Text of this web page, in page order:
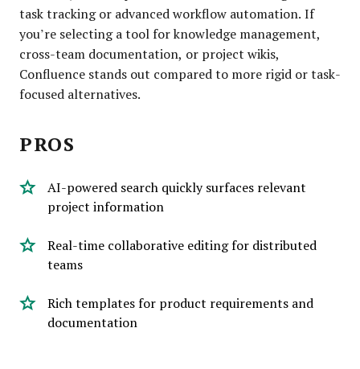
task tracking or advanced workflow automation. If
you’re selecting a tool for knowledge management,
cross-team documentation, or project wikis,
Confluence stands out compared to more rigid or task-
focused alternatives.
PROS
AI-powered search quickly surfaces relevant
project information
Real-time collaborative editing for distributed
teams
Rich templates for product requirements and
documentation